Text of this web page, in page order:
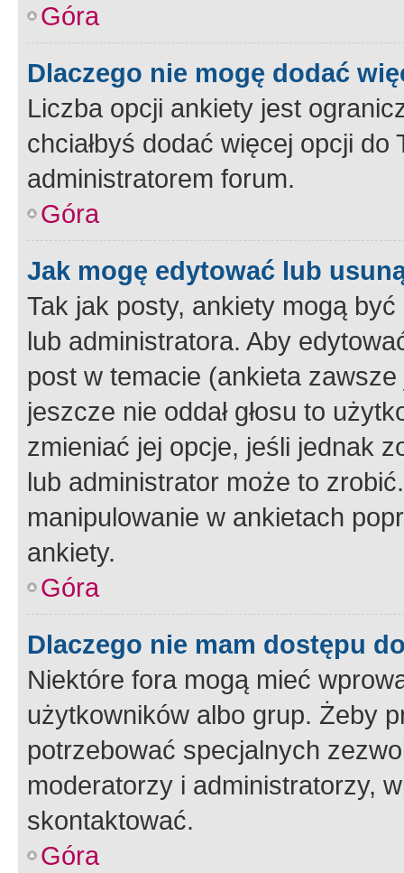
Góra
Dlaczego nie mogę dodać
Liczba opcji ankiety jest
chciałbyś dodać więcej opcji
administratorem forum.
Góra
Jak mogę edytować lub
Tak jak posty, ankiety mogą
lub administratora. Aby
post w temacie (ankieta
jeszcze nie oddał głosu to
zmieniać jej opcje, jeśli jednak
lub administrator może to
manipulowanie w ankietach
ankiety.
Góra
Dlaczego nie mam dostępu
Niektóre fora mogą mieć
użytkowników albo grup. Żeby
potrzebować specjalnych
moderatorzy i administratorzy,
skontaktować.
Góra